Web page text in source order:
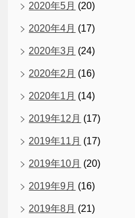
2020年5月 (20)
2020年4月 (17)
2020年3月 (24)
2020年2月 (16)
2020年1月 (14)
2019年12月 (17)
2019年11月 (17)
2019年10月 (20)
2019年9月 (16)
2019年8月 (21)